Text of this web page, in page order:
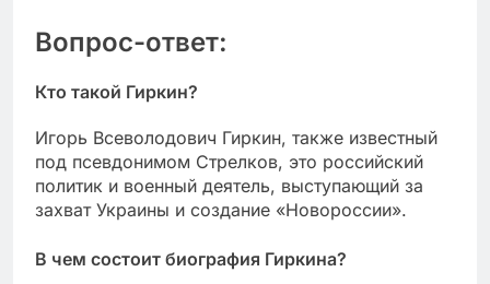
Вопрос-ответ:
Кто такой Гиркин?
Игорь Всеволодович Гиркин, также известный
под псевдонимом Стрелков, это российский
политик и военный деятель, выступающий за
захват Украины и создание «Новороссии».
В чем состоит биография Гиркина?